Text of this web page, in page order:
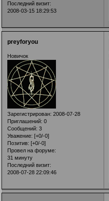
Последний визит:
2008-03-15 18:29:53
preyforyou
Новичок
Зарегистрирован: 2008-07-28
Приглашений: 0
Сообщений: 3
Уважение: [+0/-0]
Позитив: [+0/-0]
Провел на форуме:
31 минуту
Последний визит:
2008-07-28 22:09:46